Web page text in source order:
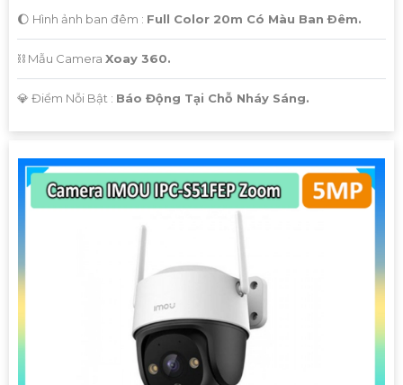
🌔 Hình ảnh ban đêm : Full Color 20m Có Màu Ban Ðêm.
⛓ Mẫu Camera Xoay 360.
️💎 Điểm Nỗi Bật : Báo Động Tại Chỗ Nháy Sáng.